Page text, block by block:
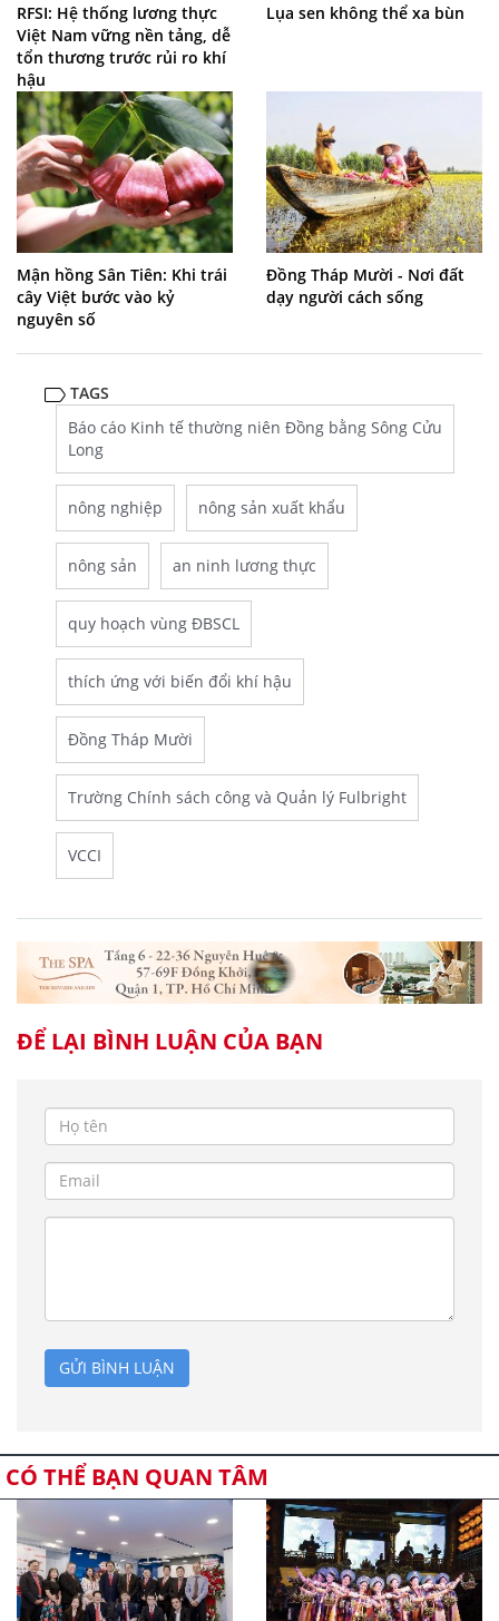
RFSI: Hệ thống lương thực
Việt Nam vững nền tảng, dễ
tổn thương trước rủi ro khí
hậu
Lụa sen không thể xa bùn
Mận hồng Sân Tiên: Khi trái
cây Việt bước vào kỷ
nguyên số
Đồng Tháp Mười - Nơi đất
dạy người cách sống
TAGS
Báo cáo Kinh tế thường niên Đồng bằng Sông Cửu
Long
nông nghiệp nông sản xuất khẩu
nông sản an ninh lương thực
quy hoạch vùng ĐBSCL
thích ứng với biến đổi khí hậu
Đồng Tháp Mười
Trường Chính sách công và Quản lý Fulbright
VCCI
ĐỂ LẠI BÌNH LUẬN CỦA BẠN
GỬI BÌNH LUẬN
CÓ THỂ BẠN QUAN TÂM